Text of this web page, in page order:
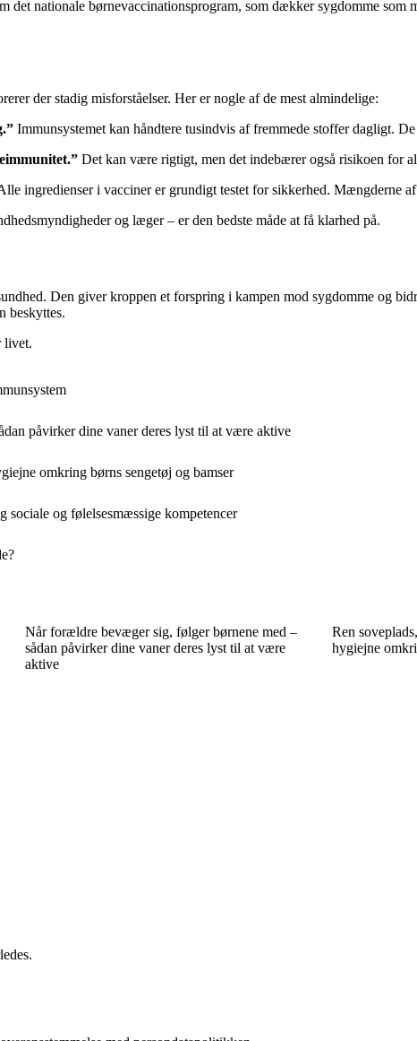
det nationale børnevaccinationsprogram, som dækker sygdomme
der stadig misforståelser. Her er nogle af de mest almindelige:
Immunsystemet kan håndtere tusindvis af fremmede stoffer dagligt.
Det kan være rigtigt, men det indebærer også risikoen for
ingredienser i vacciner er grundigt testet for sikkerhed. Mængderne
og læger – er den bedste måde at få klarhed på.
Den giver kroppen et forspring i kampen mod sygdomme og
beskyttes.
livet.
påvirker dine vaner deres lyst til at være aktive
omkring børns sengetøj og bamser
sociale og følelsesmæssige kompetencer
Når forældre bevæger sig, følger børnene med –
sådan påvirker dine vaner deres lyst til at være
aktive
Ren
hygiejne